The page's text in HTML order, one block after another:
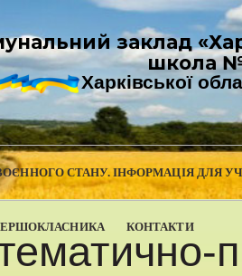
заклад
школа
Харківської
СТАНУ. ІНФОРМАЦІЯ ДЛЯ
КОНТАКТИ